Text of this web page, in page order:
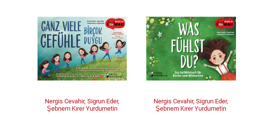
Nergis Cevahir, Sigrun Eder,
Şebnem Kırer Yurdumetin
Nergis Cevahir, Sigrun Eder,
Şebnem Kırer Yurdumetin